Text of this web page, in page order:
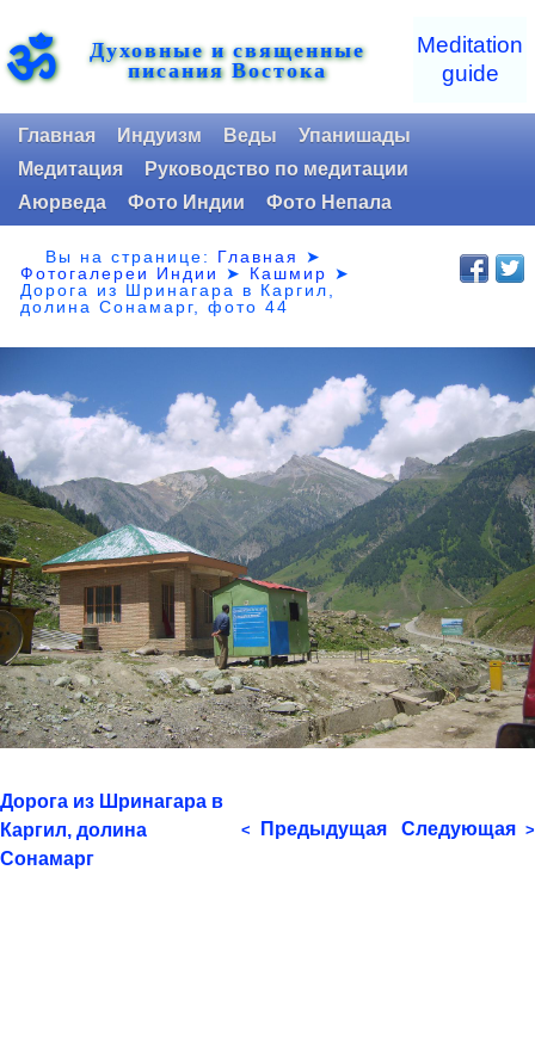
ॐ Духовные и священные
писания Востока
Meditation
guide
Главная Индуизм Веды
Упанишады
Медитация
Руководство по медитации
Аюрведа
Фото Индии Фото Непала
Вы на странице: Главная
➤
Фотогалереи Индии
➤ Кашмир ➤
Дорога из Шринагара в Каргил,
долина Сонамарг, фото 44
Дорога из Шринагара в
Каргил, долина
Сонамарг
< Предыдущая Следующая >